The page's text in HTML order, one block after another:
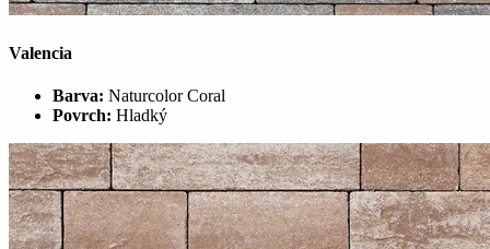
Valencia
Barva: Naturcolor Coral
Povrch: Hladký